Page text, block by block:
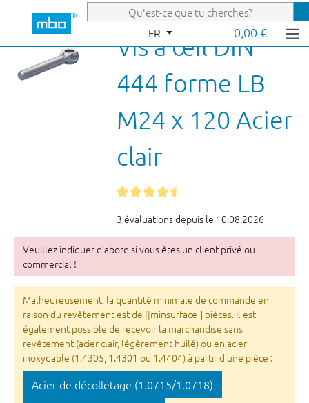
Passer au contenu principal
FR 0,00 €
Vis à œil DIN
444 forme LB
M24 x 120 Acier
clair
3 évaluations depuis le 10.08.2026
Veuillez indiquer d’abord si vous êtes un client privé ou
commercial !
Malheureusement, la quantité minimale de commande en
raison du revêtement est de [[minsurface]] pièces. Il est
également possible de recevoir la marchandise sans
revêtement (acier clair, légèrement huilé) ou en acier
inoxydable (1.4305, 1.4301 ou 1.4404) à partir d'une pièce :
Acier de décolletage (1.0715/1.0718)